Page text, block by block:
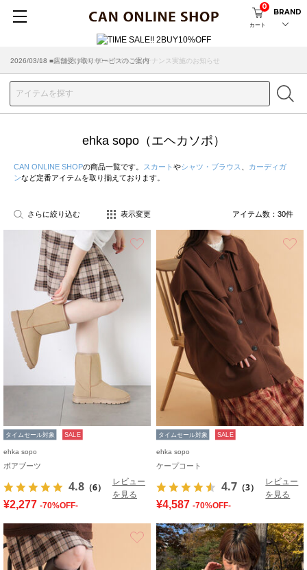
カート
0
BRAND
2026/08/04 ■8/13(木)AM2:00～サイトメンテナンス実施のお知らせ
ehka sopo（エヘカソポ）
CAN ONLINE SHOPの商品一覧です。 スカート やシャツ・ブラウス
カーディガ
ンなど定番アイテムを取り揃えております。
さらに絞り込む 表示変更 アイテム数： 30件
お気に入り
タイムセール対象 SALE
ehka sopo
ボアブーツ
4.8 （6）
レビュー
を見る
¥2,277 -70%OFF-
タイムセール対象 SALE
ehka sopo
ケープコート
4.7 （3）
レビュー
を見る
¥4,587 -70%OFF-
お気に入り